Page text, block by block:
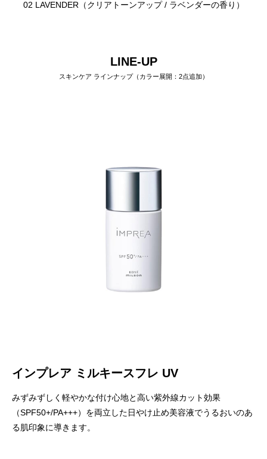
02 LAVENDER（クリアトーンアップ / ラベンダーの香り）
LINE-UP
スキンケア ラインナップ（カラー展開：2点追加）
インプレア ミルキースフレ UV
みずみずしく軽やかな付け心地と高い紫外線カット効果
（SPF50+/PA+++）を両立した日やけ止め美容液でうるおいのあ
る肌印象に導きます。